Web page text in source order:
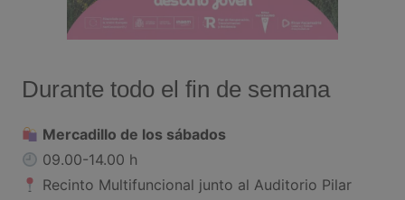
Durante todo el fin de semana
Mercadillo de los sábados
09.00-14.00 h
Recinto Multifuncional junto al Auditorio Pilar